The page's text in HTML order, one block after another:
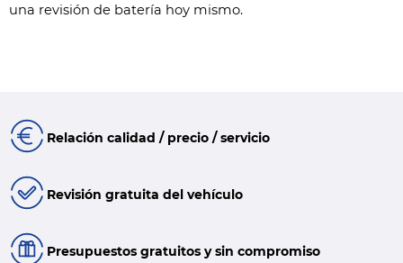
una revisión de batería hoy mismo.
Relación calidad / precio / servicio
Revisión gratuita del vehículo
Presupuestos gratuitos y sin compromiso